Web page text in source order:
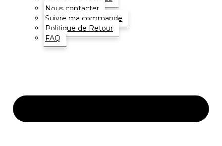
Nous contacter
Suivre ma commande
Politique de Retour
FAQ